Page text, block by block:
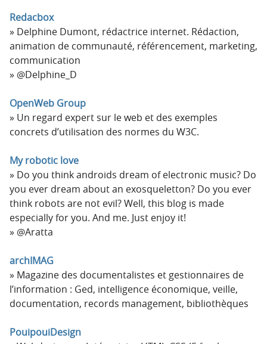
Redacbox
Delphine Dumont, rédactrice internet. Rédaction,
animation de communauté, référencement, marketing,
communication
@Delphine_D
OpenWeb Group
Un regard expert sur le web et des exemples
concrets d’utilisation des normes du W3C.
My robotic love
Do you think androids dream of electronic music? Do
you ever dream about an exosqueletton? Do you ever
think robots are not evil? Well, this blog is made
especially for you. And me. Just enjoy it!
@Aratta
archIMAG
Magazine des documentalistes et gestionnaires de
l’information : Ged, intelligence économique, veille,
documentation, records management, bibliothèques
PouipouiDesign